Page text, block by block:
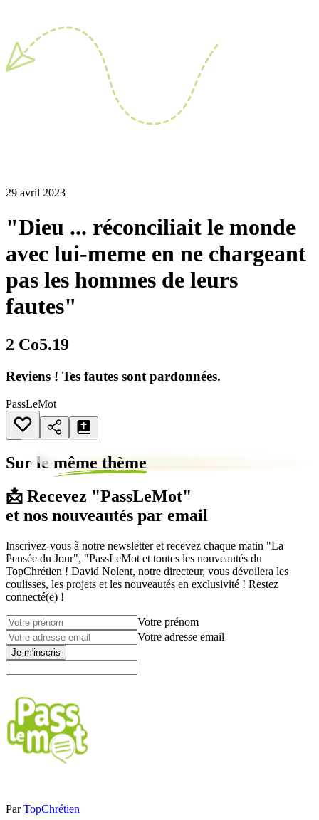
29 avril 2023
"Dieu ... réconciliait le monde
avec lui-meme en ne chargeant
pas les hommes de leurs
fautes"
2 Co5.19
Reviens ! Tes fautes sont pardonnées.
PassLeMot
Sur le même thème
📩 Recevez "PassLeMot"
et nos nouveautés par email
Inscrivez-vous à notre newsletter et recevez chaque matin "La
Pensée du Jour", "PassLeMot et toutes les nouveautés du
TopChrétien ! David Nolent, notre directeur, vous dévoilera les
coulisses, les projets et les nouveautés en exclusivité ! Restez
connecté(e) !
Votre prénom
Votre adresse email
Je m'inscris
Par TopChrétien